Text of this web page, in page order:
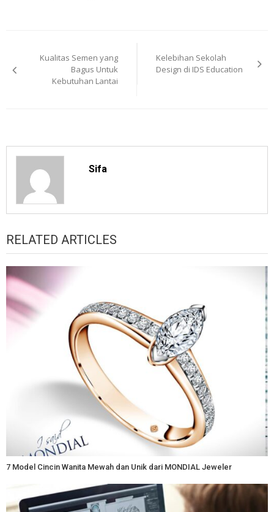
navigation
Kualitas Semen yang
Bagus Untuk
Kebutuhan Lantai
Kelebihan Sekolah
Design di IDS Education
Sifa
RELATED ARTICLES
7 Model Cincin Wanita Mewah dan Unik dari MONDIAL Jeweler